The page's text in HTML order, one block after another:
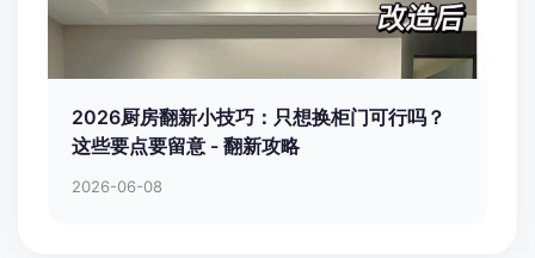
2026厨房翻新小技巧：只想换柜门可行吗？
这些要点要留意 - 翻新攻略
2026-06-08